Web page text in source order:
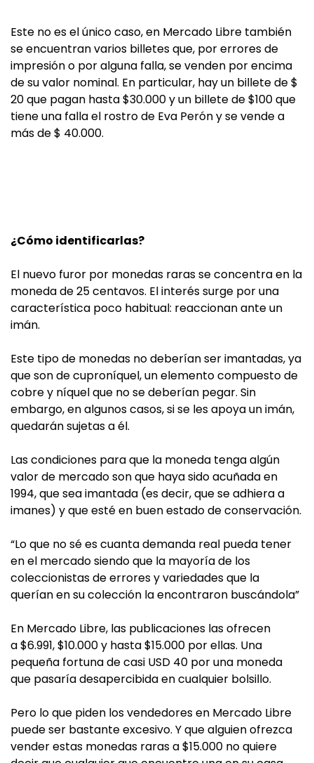
Este no es el único caso, en Mercado Libre también
se encuentran varios billetes que, por errores de
impresión o por alguna falla, se venden por encima
de su valor nominal. En particular, hay un billete de $
20 que pagan hasta $30.000 y un billete de $100 que
tiene una falla el rostro de Eva Perón y se vende a
más de $ 40.000.
¿Cómo identificarlas?
El nuevo furor por monedas raras se concentra en la
moneda de 25 centavos. El interés surge por una
característica poco habitual: reaccionan ante un
imán.
Este tipo de monedas no deberían ser imantadas, ya
que son de cuproníquel, un elemento compuesto de
cobre y níquel que no se deberían pegar. Sin
embargo, en algunos casos, si se les apoya un imán,
quedarán sujetas a él.
Las condiciones para que la moneda tenga algún
valor de mercado son que haya sido acuñada en
1994, que sea imantada (es decir, que se adhiera a
imanes) y que esté en buen estado de conservación.
“Lo que no sé es cuanta demanda real pueda tener
en el mercado siendo que la mayoría de los
coleccionistas de errores y variedades que la
querían en su colección la encontraron buscándola”
En Mercado Libre, las publicaciones las ofrecen
a $6.991, $10.000 y hasta $15.000 por ellas. Una
pequeña fortuna de casi USD 40 por una moneda
que pasaría desapercibida en cualquier bolsillo.
Pero lo que piden los vendedores en Mercado Libre
puede ser bastante excesivo. Y que alguien ofrezca
vender estas monedas raras a $15.000 no quiere